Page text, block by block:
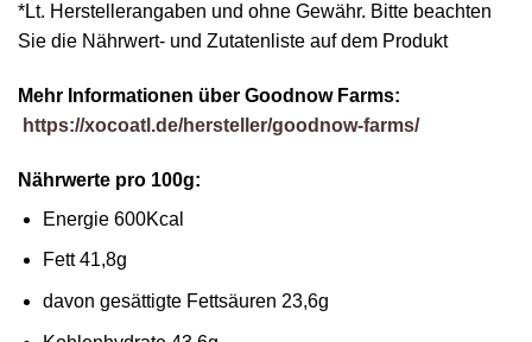
*Lt. Herstellerangaben und ohne Gewähr. Bitte beachten
Sie die Nährwert- und Zutatenliste auf dem Produkt
Mehr Informationen über Goodnow Farms:
https://xocoatl.de/hersteller/goodnow-farms/
Nährwerte pro 100g:
Energie 600Kcal
Fett 41,8g
davon gesättigte Fettsäuren 23,6g